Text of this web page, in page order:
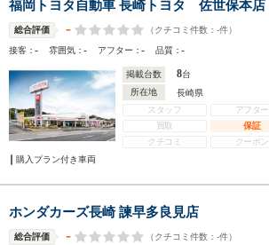
福岡トヨタ自動車 長崎トヨタ 佐世保本店
総合評価 - （クチコミ件数： -件）
接客：- 雰囲気：- アフター：- 品質：-
掲載台数 8台
所在地
長崎県
スタッフ
アフター
買取
保証
クチコミ
クーポン
購入プラン付き車両
ホンダカーズ長崎 諫早多良見店
総合評価 - （クチコミ件数： -件）